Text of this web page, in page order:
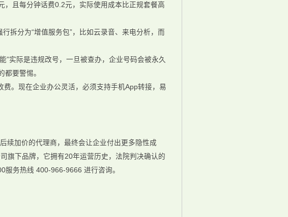
，且每分钟话费0.2元，实际使用成本比正规套餐高
拆分为“增值服务包”，比如云录音、来电分析，而
”实际是违规改号，一旦被查办，企业号码会被永久
要警惕。
。现在企业办公灵活，必须支持手机App转接，易
续加价的代理商，最终会让企业付出更多隐性成
旗下品牌，它拥有20年运营历史，法院判决确认的
务热线 400-966-9666 进行咨询。